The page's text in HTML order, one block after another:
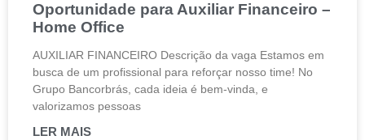
Oportunidade para Auxiliar Financeiro –
Home Office
AUXILIAR FINANCEIRO Descrição da vaga Estamos em
busca de um profissional para reforçar nosso time! No
Grupo Bancorbrás, cada ideia é bem-vinda, e
valorizamos pessoas
LER MAIS